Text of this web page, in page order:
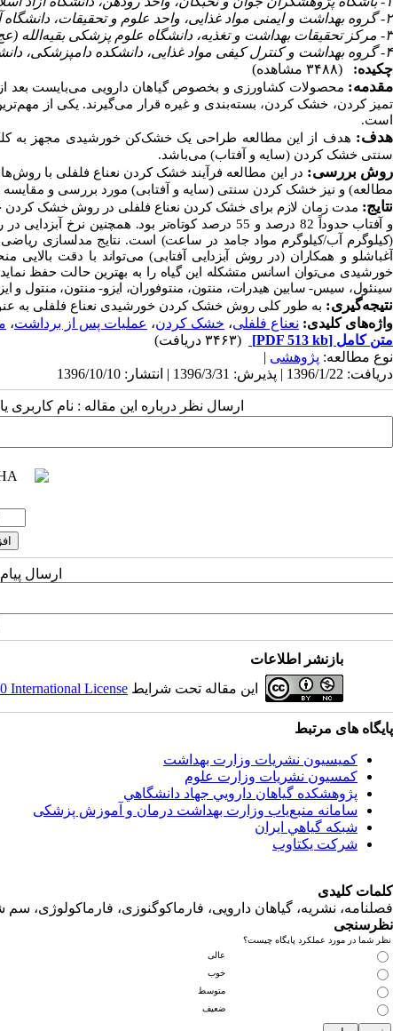
۲- گروه بهداشت و ایمنی مواد غذایی، واحد علوم و تحقیقات، دانشگاه آزاد اسلامی، تهران، ایران
۳- مرکز تحقیقات بهداشت و تغذیه، دانشگاه علوم پزشکی بقیه‌الله (عج)، تهران، ایران
۴- گروه بهداشت و کنترل کیفی مواد غذایی، دانشکده دامپزشکی، دانشگاه تهران، ایران
چکیده:
(۳۴۸۸ مشاهده)
مقدمه: محصولات کشاورزی و بخصوص گیاهان دارویی می‌بایست بعد
تمیز کردن، خشک کردن، بسته‌بندی و غیره قرار می‌گیرند. یکی از
است.
هدف: هدف از این مطالعه طراحی یک خشک‌کن خورشیدی مجهز به
سنتی خشک کردن (سایه و آفتاب) می‌باشد.
روش بررسی: در این مطالعه فرآیند خشک کردن نعناع فلفلی
مطالعه) و نیز خشک کردن سنتی (سایه و آفتابی) مورد بررسی و مقایسه
نتایج:
(کیلوگرم آب/کیلوگرم مواد جامد در ساعت) است. نتایج مدلسازی
آغباشلو و همکاران (در روش آبزدایی آفتابی) می‌تواند با دقت
سینئول، سیس- سابین هیدرات، منتون، منتوفوران، ایزو- منتون، منتول و
نتیجه‌گیری: به طور کلی روش خشک کردن خورشیدی نعناع فلفلی به
واژه‌های کلیدی: نعناع فلفلی، خشک کردن، عملیات پس از برداشت،
متن کامل [PDF 513 kb]
(۳۴۶۳ دریافت)
نوع مطالعه: پژوهشی |
دریافت: 1396/1/22 | پذیرش: 1396/3/31 | انتشار: 1396/10/10
ارسال نظر درباره این مقاله : نام کاربری
ارسال
بازنشر اطلاعات
این مقاله تحت شرایط International License
پایگاه های مرتبط
کمیسیون نشریات وزارت بهداشت
کمسیون نشریات وزارت علوم
پژوهشكده گياهان دارويي جهاد دانشگاهي
سامانه منبع‌ياب وزارت بهداشت درمان و آموزش پزشکی
شبكه گياهي ايران
شرکت یکتاوب
کلمات کلیدی
فصلنامه، نشریه، گیاهان دارویی، فارماکوگنوزی، فارماکولوژی،
نظرسنجی
نظر شما در مورد عملکرد پایگاه چیست؟
عالی
خوب
متوسط
ضعیف